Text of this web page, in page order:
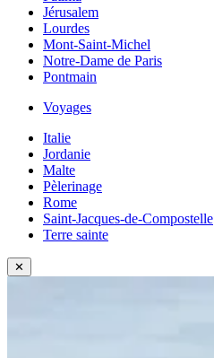
Jérusalem
Lourdes
Mont-Saint-Michel
Notre-Dame de Paris
Pontmain
Voyages
Italie
Jordanie
Malte
Pèlerinage
Rome
Saint-Jacques-de-Compostelle
Terre sainte
✕